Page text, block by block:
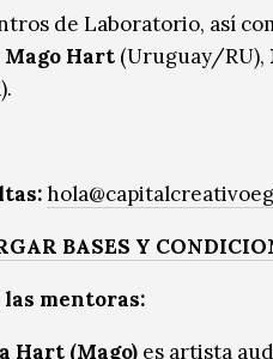
de Laboratorio, así
Mago Hart (Uruguay/RU),
BASES Y
las mentoras:
Hart (Mago) es artista